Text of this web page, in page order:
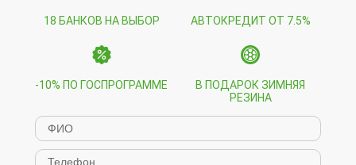
18 БАНКОВ НА ВЫБОР АВТОКРЕДИТ ОТ 7.5%
-10% ПО ГОСПРОГРАММЕ
В ПОДАРОК ЗИМНЯЯ
РЕЗИНА